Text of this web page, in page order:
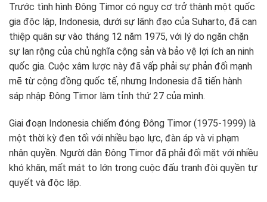
Trước tình hình Đông Timor có nguy cơ trở thành một quốc
gia độc lập, Indonesia, dưới sự lãnh đạo của Suharto, đã can
thiệp quân sự vào tháng 12 năm 1975, với lý do ngăn chặn
sự lan rộng của chủ nghĩa cộng sản và bảo vệ lợi ích an ninh
quốc gia. Cuộc xâm lược này đã vấp phải sự phản đối mạnh
mẽ từ cộng đồng quốc tế, nhưng Indonesia đã tiến hành
sáp nhập Đông Timor làm tỉnh thứ 27 của mình.
Giai đoạn Indonesia chiếm đóng Đông Timor (1975-1999) là
một thời kỳ đen tối với nhiều bạo lực, đàn áp và vi phạm
nhân quyền. Người dân Đông Timor đã phải đối mặt với nhiều
khó khăn, mất mát to lớn trong cuộc đấu tranh đòi quyền tự
quyết và độc lập.